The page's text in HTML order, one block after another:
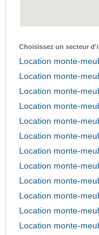
Choisissez un secteur
Location monte-
Location monte-
Location monte-
Location monte-
Location monte-
Location monte-
Location monte-
Location monte-
Location monte-
Location monte-
Location monte-
Location monte-